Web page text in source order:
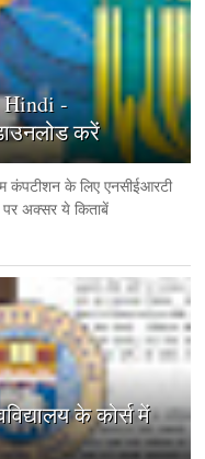
Hindi -
करें
कंपटीशन के लिए एनसीईआरटी
अक्सर ये किताबें
के कोर्स में